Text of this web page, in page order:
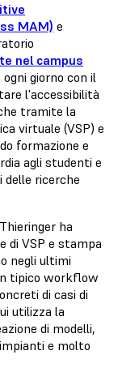
MAM) e
nel campus
ogni giorno con il
l'accessibilità
tramite la
virtuale (VSP) e
formazione e
agli studenti e
delle ricerche
ha
di VSP e stampa
negli ultimi
tipico workflow
di casi di
utilizza la
di modelli,
e molto